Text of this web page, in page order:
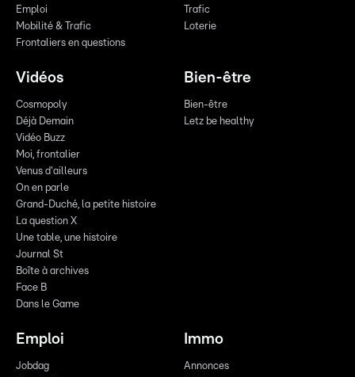
Emploi
Mobilité & Trafic
Frontaliers en questions
Trafic
Loterie
Vidéos
Cosmopoly
Déjà Demain
Vidéo Buzz
Moi, frontalier
Venus d'ailleurs
On en parle
Grand-Duché, la petite histoire
La question X
Une table, une histoire
Journal St
Boîte à archives
Face B
Dans le Game
Bien-être
Bien-être
Letz be healthy
Emploi
Jobdag
Immo
Annonces